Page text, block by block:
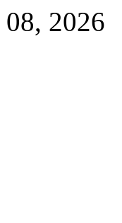
08, 2026